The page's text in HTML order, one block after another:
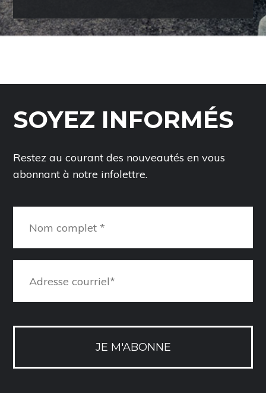
SOYEZ INFORMÉS
Restez au courant des nouveautés en vous
abonnant à notre infolettre.
JE M'ABONNE